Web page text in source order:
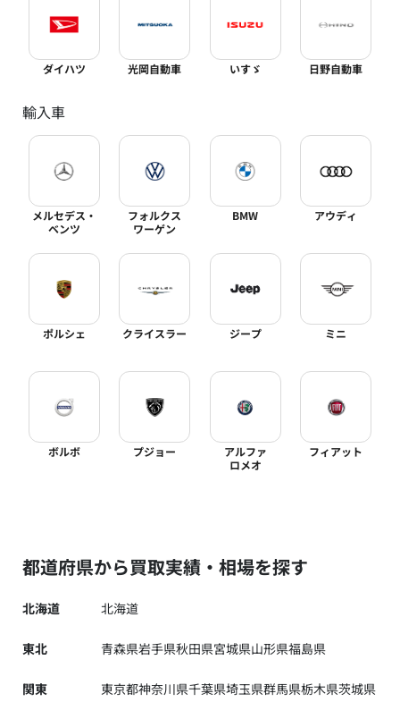
ダイハツ 光岡自動車 いすゞ 日野自動車
輸入車
メルセデス・
ベンツ
フォルクス
ワーゲン
BMW アウディ
ポルシェ クライスラー ジープ ミニ
ボルボ プジョー
アルファ
ロメオ
フィアット
都道府県から買取実績・相場を探す
北海道 北海道
東北 青森県岩手県秋田県宮城県山形県福島県
関東 東京都神奈川県千葉県埼玉県群馬県栃木県茨城県